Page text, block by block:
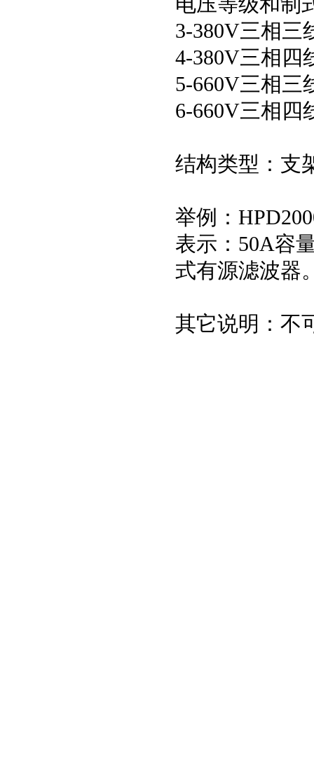
3-380V三相三
4-380V三相四
5-660V三相三
6-660V三相四
结构类型：支
举例：
表示：50A容
式有源滤波器
其它说明：不